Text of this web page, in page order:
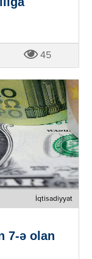
45
İqtisadiyyat
7-ə olan